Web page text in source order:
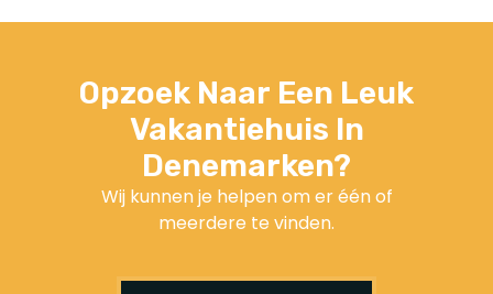
Opzoek Naar Een Leuk
Vakantiehuis In
Denemarken?
Wij kunnen je helpen om er één of
meerdere te vinden.